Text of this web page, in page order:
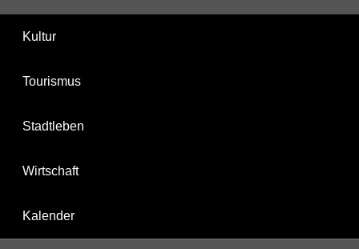
Kultur
Tourismus
Stadtleben
Wirtschaft
Kalender